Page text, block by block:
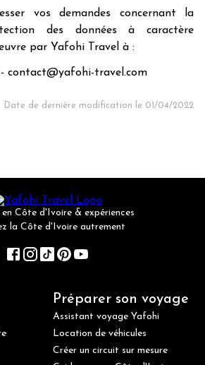
vos demandes concernant la
des données à caractère
par Yafohi Travel à :
contact@yafohi-travel.com
Date de dernière modification le 01/04/2022
en Côte d'Ivoire & expériences
la Côte d'Ivoire autrement
Préparer son voyage
Assistant voyage Yafohi
Location de véhicules
Créer un circuit sur mesure